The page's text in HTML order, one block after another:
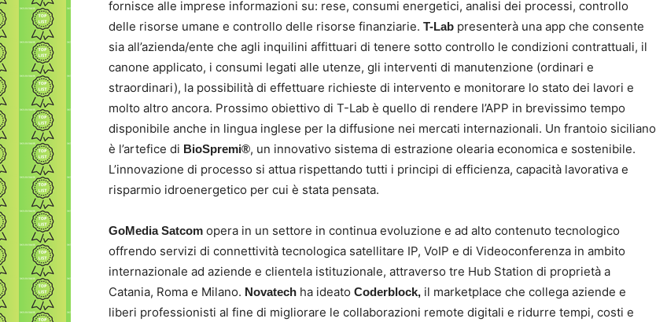
fornisce alle imprese informazioni su: rese, consumi energetici, analisi dei processi, controllo
delle risorse umane e controllo delle risorse finanziarie. T-Lab presenterà una app che consente
sia all’azienda/ente che agli inquilini affittuari di tenere sotto controllo le condizioni contrattuali, il
canone applicato, i consumi legati alle utenze, gli interventi di manutenzione (ordinari e
straordinari), la possibilità di effettuare richieste di intervento e monitorare lo stato dei lavori e
molto altro ancora. Prossimo obiettivo di T-Lab è quello di rendere l’APP in brevissimo tempo
disponibile anche in lingua inglese per la diffusione nei mercati internazionali. Un frantoio siciliano
è l’artefice di BioSpremi®, un innovativo sistema di estrazione olearia economica e sostenibile.
L’innovazione di processo si attua rispettando tutti i principi di efficienza, capacità lavorativa e
risparmio idroenergetico per cui è stata pensata.
GoMedia Satcom opera in un settore in continua evoluzione e ad alto contenuto tecnologico
offrendo servizi di connettività tecnologica satellitare IP, VoIP e di Videoconferenza in ambito
internazionale ad aziende e clientela istituzionale, attraverso tre Hub Station di proprietà a
Catania, Roma e Milano. Novatech ha ideato Coderblock, il marketplace che collega aziende e
liberi professionisti al fine di migliorare le collaborazioni remote digitali e ridurre tempi, costi e